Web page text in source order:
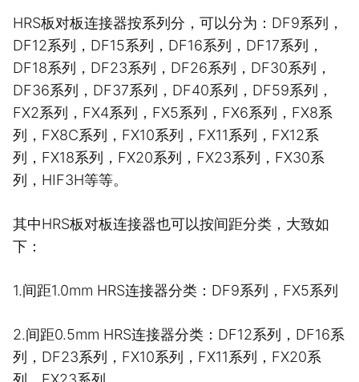
HRS板对板连接器按系列分，可以分为：DF9系列，
DF12系列，DF15系列，DF16系列，DF17系列，
DF18系列，DF23系列，DF26系列，DF30系列，
DF36系列，DF37系列，DF40系列，DF59系列，
FX2系列，FX4系列，FX5系列，FX6系列，FX8系
列，FX8C系列，FX10系列，FX11系列，FX12系
列，FX18系列，FX20系列，FX23系列，FX30系
列，HIF3H等等。
其中HRS板对板连接器也可以按间距分类，大致如
下：
1.间距1.0mm HRS连接器分类：DF9系列，FX5系列
2.间距0.5mm HRS连接器分类：DF12系列，DF16系
列，DF23系列，FX10系列，FX11系列，FX20系